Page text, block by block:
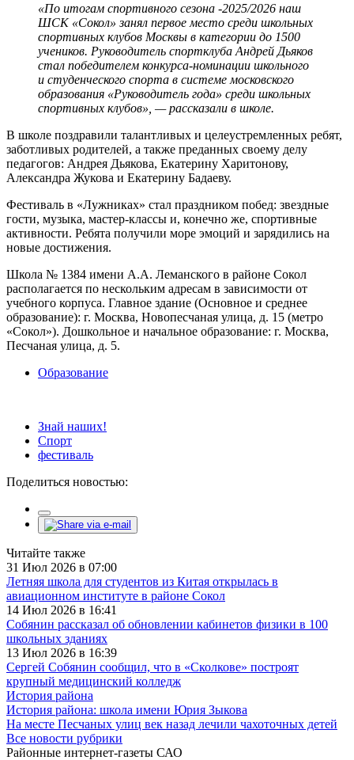
«По итогам спортивного сезона -2025/2026 наш
ШСК «Сокол» занял первое место среди школьных
спортивных клубов Москвы в категории до 1500
учеников. Руководитель спортклуба Андрей Дьяков
стал победителем конкурса-номинации школьного
и студенческого спорта в системе московского
образования «Руководитель года» среди школьных
спортивных клубов», — рассказали в школе.
В школе поздравили талантливых и целеустремленных ребят,
заботливых родителей, а также преданных своему делу
педагогов: Андрея Дьякова, Екатерину Харитонову,
Александра Жукова и Екатерину Бадаеву.
Фестиваль в «Лужниках» стал праздником побед: звездные
гости, музыка, мастер-классы и, конечно же, спортивные
активности. Ребята получили море эмоций и зарядились на
новые достижения.
Школа № 1384 имени А.А. Леманского в районе Сокол
располагается по нескольким адресам в зависимости от
учебного корпуса. Главное здание (Основное и среднее
образование): г. Москва, Новопесчаная улица, д. 15 (метро
«Сокол»). Дошкольное и начальное образование: г. Москва,
Песчаная улица, д. 5.
Образование
Знай наших!
Спорт
фестиваль
Поделиться новостью:
Читайте также
31 Июл 2026 в 07:00
Летняя школа для студентов из Китая открылась в
авиационном институте в районе Сокол
14 Июл 2026 в 16:41
Собянин рассказал об обновлении кабинетов физики в 100
школьных зданиях
13 Июл 2026 в 16:39
Сергей Собянин сообщил, что в «Сколкове» построят
крупный медицинский колледж
История района
История района: школа имени Юрия Зыкова
На месте Песчаных улиц век назад лечили чахоточных детей
Все новости рубрики
Районные интернет-газеты САО